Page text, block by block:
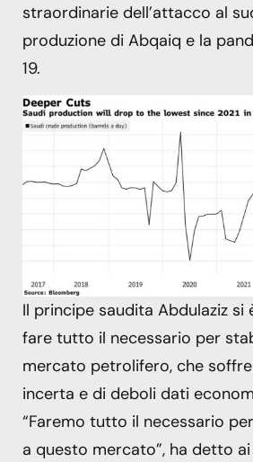
straordinarie dell’attacco al
produzione di Abqaiq e la
19.
Il principe saudita Abdulaziz si
fare tutto il necessario per
mercato petrolifero, che
incerta e di deboli dati
“Faremo tutto il necessario
a questo mercato”, ha detto